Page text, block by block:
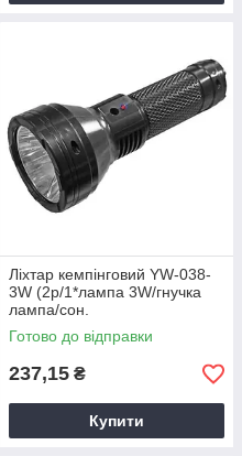
Ліхтар кемпінговий YW-038-
3W (2р/1*лампа 3W/гнучка
лампа/сон.
пан.),Портативний
туристичний ліхтар
Готово до відправки
237,15 ₴
Купити